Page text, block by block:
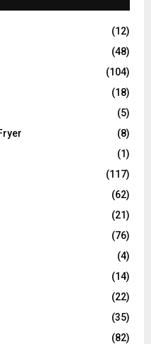
(12)
(48)
(104)
(18)
(5)
(8)
(1)
(117)
(62)
(21)
(76)
(4)
(14)
(22)
(35)
(82)